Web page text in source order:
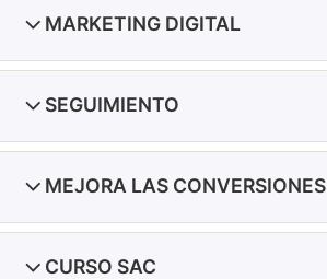
MARKETING DIGITAL
SEGUIMIENTO
MEJORA LAS CONVERSIONES
CURSO SAC